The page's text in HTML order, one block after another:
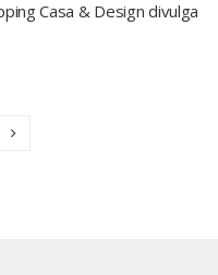
Casa & Design divulga